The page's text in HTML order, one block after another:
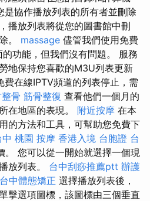
是協作播放列表的所有者並刪除
播放列表將從您的圖書館中刪
。 massage 儘管我們使用免費
功能，但我們沒有問題。 服務
地保持您喜歡的M3U列表更新
費在線IPTV頻道的列表停止，需
骨 筋骨整復 查看他們一個月的
在地區的表現。 附近按摩 在本
的方法和工具，可幫助您免費下
桃園 按摩 香港入境 台胞證 台
。 您可以從一開始就選擇一個現
放列表。 台中刮痧推薦ptt 辦護
台中體態矯正 選擇播放列表後，
擊選項圖標，該圖標由三個垂直